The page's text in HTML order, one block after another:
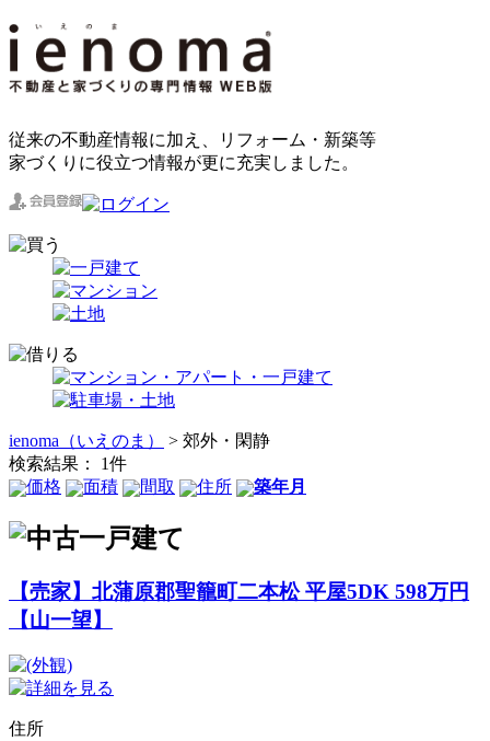
従来の不動産情報に加え、リフォーム・新築等
家づくりに役立つ情報が更に充実しました。
ienoma（いえのま）
> 郊外・閑静
検索結果： 1件
価格
面積 間取 住所 築年月
【売家】北蒲原郡聖籠町二本松 平屋5DK 598万円
【山一望】
住所